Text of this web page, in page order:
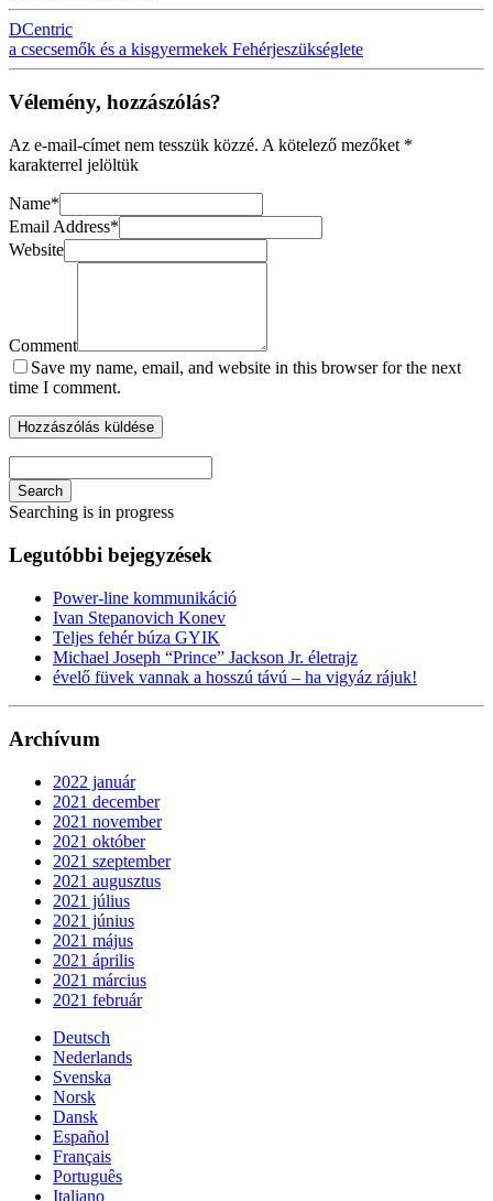
DCentric
a csecsemők és a kisgyermekek Fehérjeszükséglete
Vélemény, hozzászólás?
Az e-mail-címet nem tesszük közzé. A kötelező mezőket *
karakterrel jelöltük
Name*
Email Address*
Website
Comment
Save my name, email, and website in this browser for the next
time I comment.
Search
Searching is in progress
Legutóbbi bejegyzések
Power-line kommunikáció
Ivan Stepanovich Konev
Teljes fehér búza GYIK
Michael Joseph “Prince” Jackson Jr. életrajz
évelő füvek vannak a hosszú távú – ha vigyáz rájuk!
Archívum
2022 január
2021 december
2021 november
2021 október
2021 szeptember
2021 augusztus
2021 július
2021 június
2021 május
2021 április
2021 március
2021 február
Deutsch
Nederlands
Svenska
Norsk
Dansk
Español
Français
Português
Italiano